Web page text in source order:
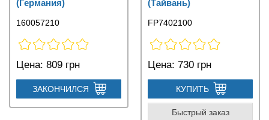
(Германия)
160057210
Цена: 809 грн
ЗАКОНЧИЛСЯ
(Тайвань)
FP7402100
Цена: 730 грн
КУПИТЬ
Быстрый заказ